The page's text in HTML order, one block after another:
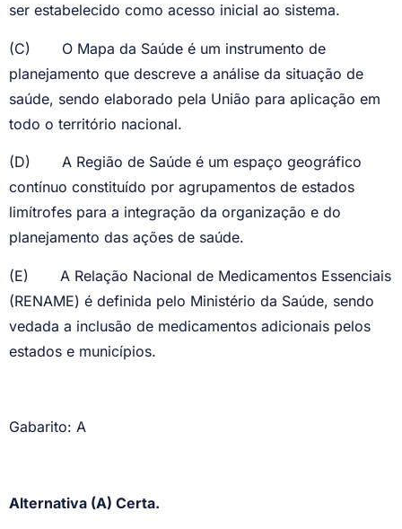
ser estabelecido como acesso inicial ao sistema.
(C)
O Mapa da Saúde é um instrumento de
planejamento que descreve a análise da situação de
saúde, sendo elaborado pela União para aplicação em
todo o território nacional.
(D)
A Região de Saúde é um espaço geográfico
contínuo constituído por agrupamentos de estados
limítrofes para a integração da organização e do
planejamento das ações de saúde.
(E)
A Relação Nacional de Medicamentos Essenciais
(RENAME) é definida pelo Ministério da Saúde, sendo
vedada a inclusão de medicamentos adicionais pelos
estados e municípios.
Gabarito: A
Alternativa (A) Certa.